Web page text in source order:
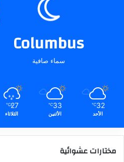
Columbus
سماء صافية
32
℃
الأحد
33
℃
الأثنين
27
℃
الثلاثاء
مختارات عشوائية